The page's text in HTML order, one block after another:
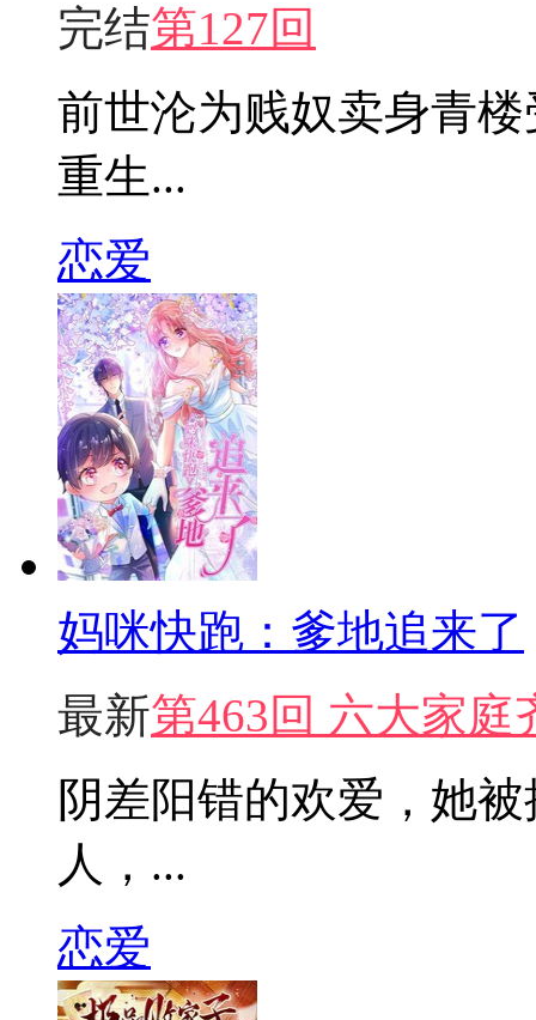
完结第127回
前世沦为贱奴卖身青
重生...
恋爱
妈咪快跑：爹地追来了
最新第463回 六大家庭
阴差阳错的欢爱，她
人，...
恋爱